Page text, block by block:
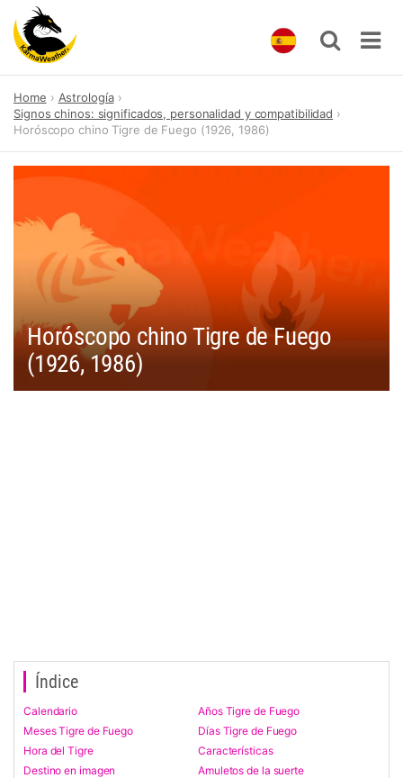
content
Home
Astrología
Signos chinos: significados, personalidad y compatibilidad
Horóscopo chino Tigre de Fuego (1926, 1986)
Horóscopo chino Tigre de Fuego
(1926, 1986)
Índice
Calendario
Años Tigre de Fuego
Meses Tigre de Fuego
Días Tigre de Fuego
Hora del Tigre
Características
Destino en imagen
Amuletos de la suerte